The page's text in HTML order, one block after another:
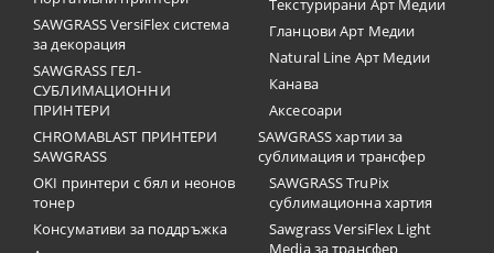
SAWGRASS VersiFlex система
за декорация
SAWGRASS ГЕЛ-
СУБЛИМАЦИОННИ
ПРИНТЕРИ
CHROMABLAST ПРИНТЕРИ
SAWGRASS
OKI принтери с бял и неонов
тонер
Консумативи за поддръжка
Текстурирани Арт Медии
Гланцови Арт Медии
Natural Line Арт Медии
Канава
Аксесоари
SAWGRASS хартии за
сублимация и трансфер
SAWGRASS TruPix
сублимационна хартия
Sawgrass VersiFlex Light
Media за трансфер